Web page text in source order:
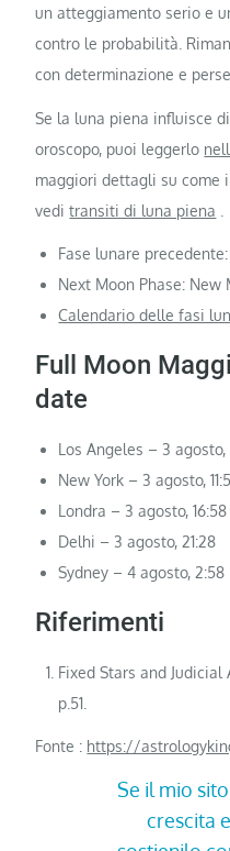
un atteggiamento serio e
contro le probabilità.
con determinazione e
Se la luna piena influisce
oroscopo, puoi leggerlo
maggiori dettagli su come
veditransiti di luna piena
Fase lunare precedente:
Next Moon Phase: New
Calendario delle fasi
Full Moon
date
Los Angeles – 3 agosto,
New York – 3 agosto,
Londra – 3 agosto, 16:58
Delhi – 3 agosto, 21:28
Sydney – 4 agosto, 2:58
Riferimenti
Fixed Stars and Judicial
p.51.
Fonte : https://
Se il mio
crescita